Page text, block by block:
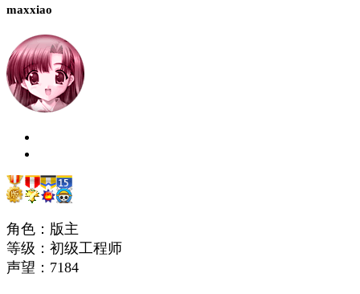
maxxiao
角色：版主
等级：初级工程师
声望： 7184